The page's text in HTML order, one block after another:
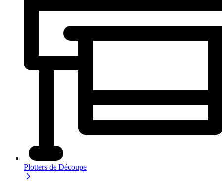
Plotters de Découpe